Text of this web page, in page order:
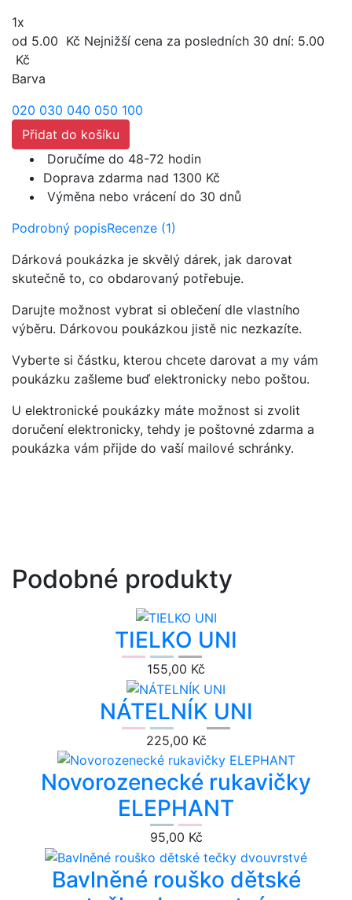
1x
od 5.00 Kč Nejnižší cena za posledních 30 dní: 5.00
Kč
Barva
020 030 040 050 100
Přidat do košíku
Doručíme do 48-72 hodin
Doprava zdarma nad 1300 Kč
Výměna nebo vrácení do 30 dnů
Podrobný popisRecenze (1)
Dárková poukázka je skvělý dárek, jak darovat
skutečně to, co obdarovaný potřebuje.
Darujte možnost vybrat si oblečení dle vlastního
výběru. Dárkovou poukázkou jistě nic nezkazíte.
Vyberte si částku, kterou chcete darovat a my vám
poukázku zašleme buď elektronicky nebo poštou.
U elektronické poukázky máte možnost si zvolit
doručení elektronicky, tehdy je poštovné zdarma a
poukázka vám přijde do vaší mailové schránky.
Podobné produkty
TIELKO UNI
155,00 Kč
NÁTELNÍK UNI
225,00 Kč
Novorozenecké rukavičky
ELEPHANT
95,00 Kč
Bavlněné rouško dětské